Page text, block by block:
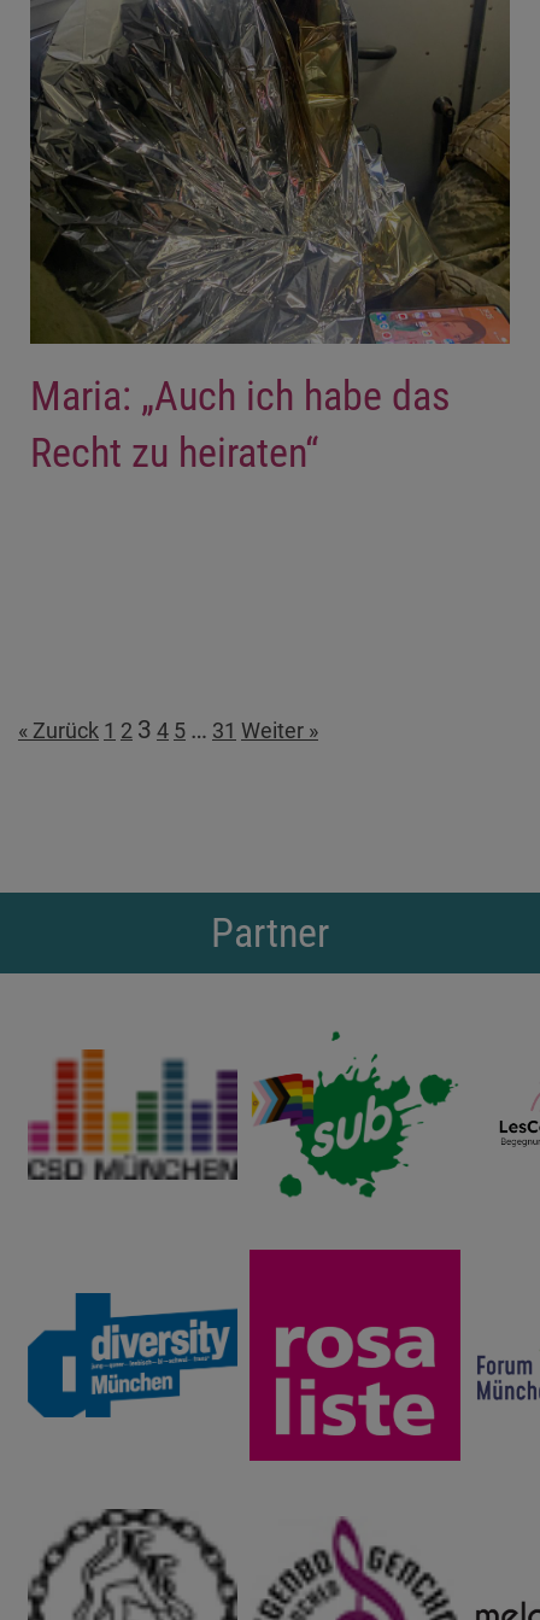
Maria: „Auch ich habe das
Recht zu heiraten“
« Zurück 1 2 3 4 5 … 31 Weiter »
Partner